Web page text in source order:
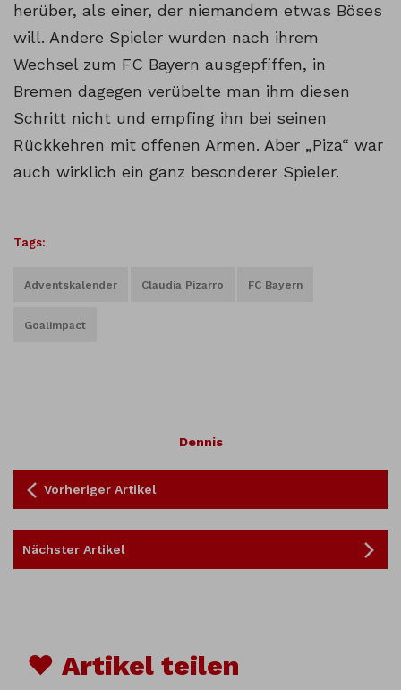
herüber, als einer, der niemandem etwas Böses
will. Andere Spieler wurden nach ihrem
Wechsel zum FC Bayern ausgepfiffen, in
Bremen dagegen verübelte man ihm diesen
Schritt nicht und empfing ihn bei seinen
Rückkehren mit offenen Armen. Aber „Piza“ war
auch wirklich ein ganz besonderer Spieler.
Tags:
Adventskalender Claudia Pizarro FC Bayern
Goalimpact
Dennis
Vorheriger Artikel
Nächster Artikel
♥ Artikel teilen